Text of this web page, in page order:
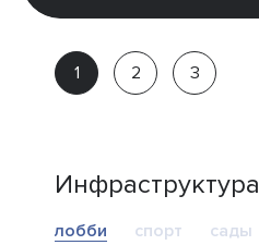
Эксперт
проекта
Инфраструктура
лобби спорт сады